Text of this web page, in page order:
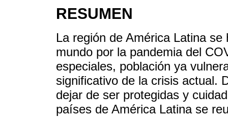
RESUMEN
La región de América Latina
mundo por la pandemia del
especiales, población ya
significativo de la crisis actual.
dejar de ser protegidas y
países de América Latina se